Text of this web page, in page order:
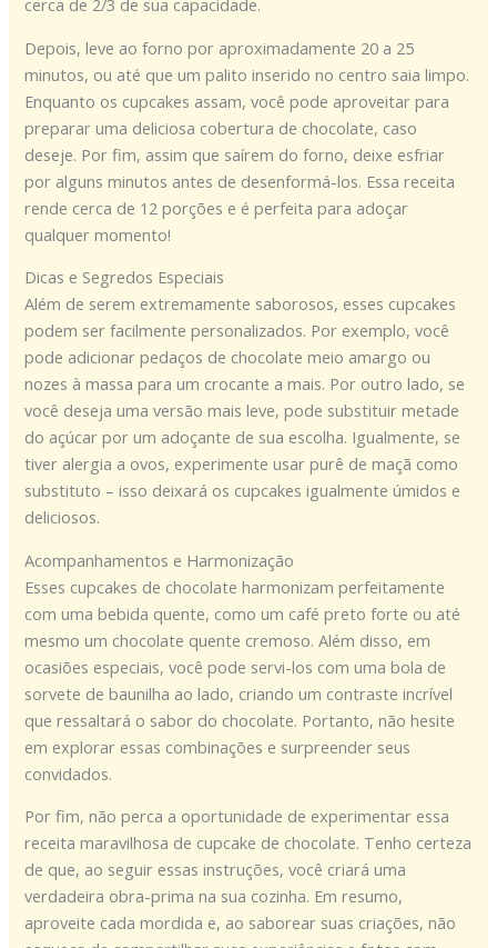
cerca de 2/3 de sua capacidade.
Depois, leve ao forno por aproximadamente 20 a 25
minutos, ou até que um palito inserido no centro saia limpo.
Enquanto os cupcakes assam, você pode aproveitar para
preparar uma deliciosa cobertura de chocolate, caso
deseje. Por fim, assim que saírem do forno, deixe esfriar
por alguns minutos antes de desenformá-los. Essa receita
rende cerca de 12 porções e é perfeita para adoçar
qualquer momento!
Dicas e Segredos Especiais
Além de serem extremamente saborosos, esses cupcakes
podem ser facilmente personalizados. Por exemplo, você
pode adicionar pedaços de chocolate meio amargo ou
nozes à massa para um crocante a mais. Por outro lado, se
você deseja uma versão mais leve, pode substituir metade
do açúcar por um adoçante de sua escolha. Igualmente, se
tiver alergia a ovos, experimente usar purê de maçã como
substituto – isso deixará os cupcakes igualmente úmidos e
deliciosos.
Acompanhamentos e Harmonização
Esses cupcakes de chocolate harmonizam perfeitamente
com uma bebida quente, como um café preto forte ou até
mesmo um chocolate quente cremoso. Além disso, em
ocasiões especiais, você pode servi-los com uma bola de
sorvete de baunilha ao lado, criando um contraste incrível
que ressaltará o sabor do chocolate. Portanto, não hesite
em explorar essas combinações e surpreender seus
convidados.
Por fim, não perca a oportunidade de experimentar essa
receita maravilhosa de cupcake de chocolate. Tenho certeza
de que, ao seguir essas instruções, você criará uma
verdadeira obra-prima na sua cozinha. Em resumo,
aproveite cada mordida e, ao saborear suas criações, não